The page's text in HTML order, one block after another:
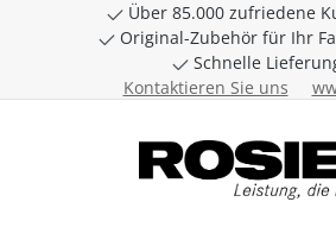
Zum Hauptinhalt springen
Über 85.000 zufriedene
Original-Zubehör für Ihr
Schnelle
Kontaktieren Sie uns